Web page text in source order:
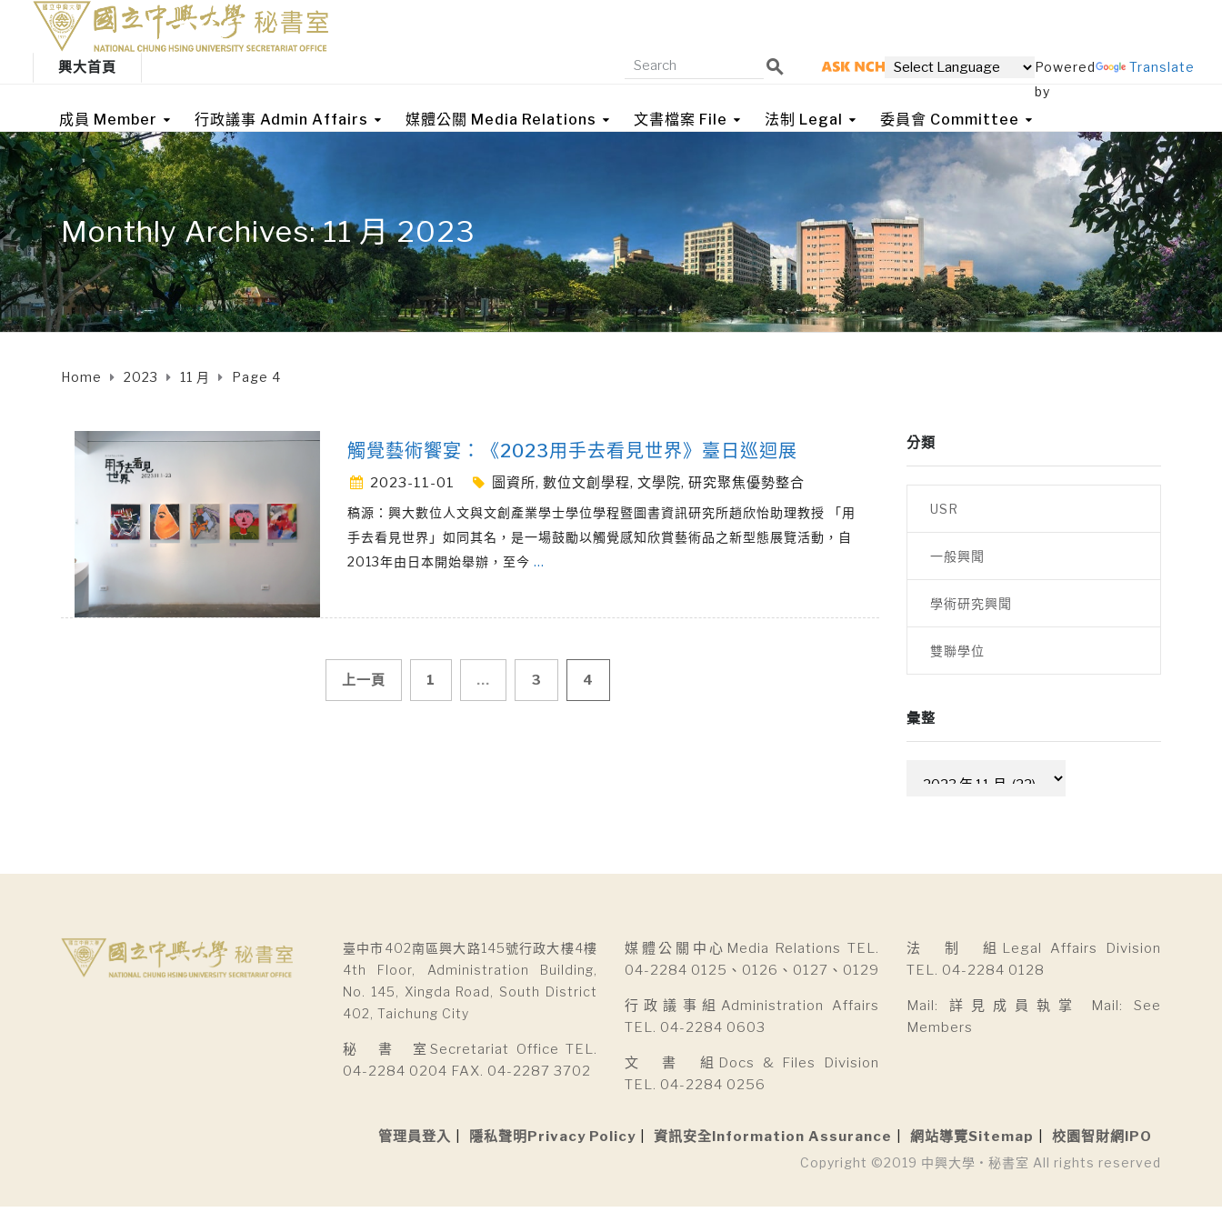
興大首頁
Powered
by
Translate
成員 Member 行政議事 Admin Affairs 媒體公關 Media Relations 文書檔案 File 法制 Legal 委員會 Committee
Monthly Archives: 11 月 2023
Home 2023 11 月 Page 4
觸覺藝術饗宴：《2023用手去看見世界》臺日巡迴展
2023-11-01 圖資所, 數位文創學程, 文學院, 研究聚焦優勢整合
稿源：興大數位人文與文創產業學士學位學程暨圖書資訊研究所趙欣怡助理教授 「用
手去看見世界」如同其名，是一場鼓勵以觸覺感知欣賞藝術品之新型態展覽活動，自
2013年由日本開始舉辦，至今 …
上一頁 1 ... 3 4
分類
USR
一般興聞
學術研究興聞
雙聯學位
彙整
臺中市402南區興大路145號行政大樓4樓
4th Floor, Administration Building,
No. 145, Xingda Road, South District
402, Taichung City
秘 書 室Secretariat Office TEL.
04-2284 0204 FAX. 04-2287 3702
媒體公關中心Media Relations TEL.
04-2284 0125、0126、0127、0129
行政議事組Administration Affairs
TEL. 04-2284 0603
文 書 組Docs & Files Division
TEL. 04-2284 0256
法 制 組Legal Affairs Division
TEL. 04-2284 0128
Mail: 詳見成員執掌 Mail: See
Members
管理員登入 隱私聲明Privacy Policy 資訊安全Information Assurance 網站導覽Sitemap 校園智財網IPO
Copyright ©2019 中興大學 • 秘書室 All rights reserved